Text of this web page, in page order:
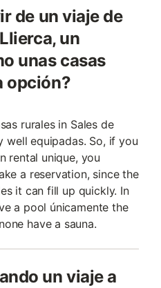
de un viaje de
un
unas casas
opción?
rurales in Sales de
well equipadas. So, if you
rental unique, you
a reservation, since the
it can fill up quickly. In
a pool únicamente the
have a sauna.
un viaje a